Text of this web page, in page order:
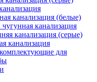
канализация (белые)
канализация
канализация (серые)
канализация
для